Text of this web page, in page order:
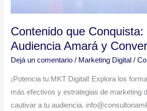
Contenido que Conquista:
Audiencia Amará y
Dejá un comentario / Marketing Digital /
¡Potencia tu MKT Digital! Explora los
más efectivos y estrategias de marketing
cautivar a tu audiencia.